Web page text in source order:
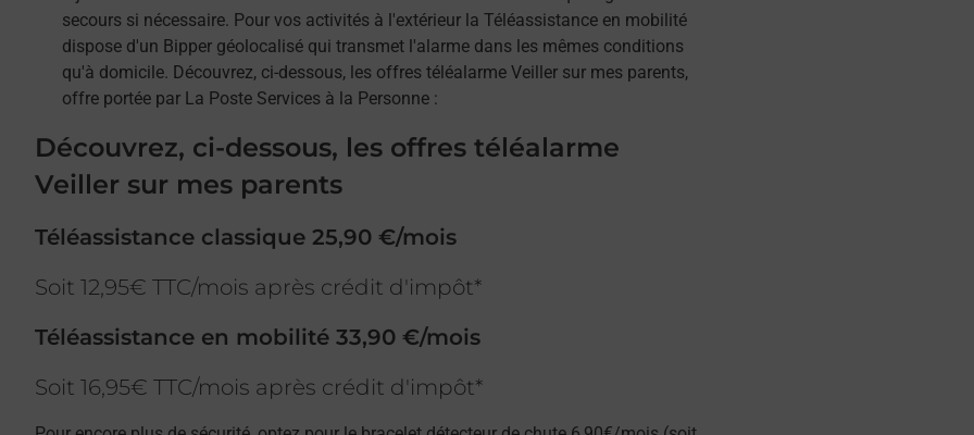
secours si nécessaire. Pour vos activités à l'extérieur la Téléassistance en mobilité
dispose d'un Bipper géolocalisé qui transmet l'alarme dans les mêmes conditions
qu'à domicile. Découvrez, ci-dessous, les offres téléalarme Veiller sur mes parents,
offre portée par La Poste Services à la Personne :
Découvrez, ci-dessous, les offres téléalarme
Veiller sur mes parents
Téléassistance classique 25,90 €/mois
Soit 12,95€ TTC/mois après crédit d'impôt*
Téléassistance en mobilité 33,90 €/mois
Soit 16,95€ TTC/mois après crédit d'impôt*